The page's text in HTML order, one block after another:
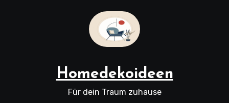
Homedekoideen
Für dein Traum zuhause